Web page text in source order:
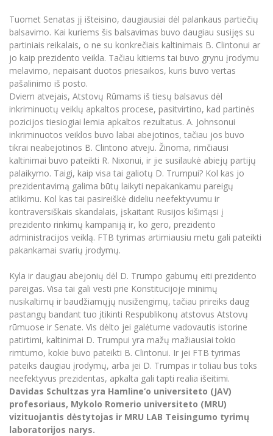
Tuomet Senatas jį išteisino, daugiausiai dėl palankaus partiečių
balsavimo. Kai kuriems šis balsavimas buvo daugiau susijęs su
partiniais reikalais, o ne su konkrečiais kaltinimais B. Clintonui ar
jo kaip prezidento veikla. Tačiau kitiems tai buvo grynu įrodymu
melavimo, nepaisant duotos priesaikos, kuris buvo vertas
pašalinimo iš posto.
Dviem atvejais, Atstovų Rūmams iš tiesų balsavus dėl
inkriminuotų veiklų apkaltos procese, pasitvirtino, kad partinės
pozicijos tiesiogiai lemia apkaltos rezultatus. A. Johnsonui
inkriminuotos veiklos buvo labai abejotinos, tačiau jos buvo
tikrai neabejotinos B. Clintono atveju. Žinoma, rimčiausi
kaltinimai buvo pateikti R. Nixonui, ir jie susilaukė abiejų partijų
palaikymo. Taigi, kaip visa tai galiotų D. Trumpui? Kol kas jo
prezidentavimą galima būtų laikyti nepakankamu pareigų
atlikimu. Kol kas tai pasireiškė dideliu neefektyvumu ir
kontraversiškais skandalais, įskaitant Rusijos kišimąsi į
prezidento rinkimų kampaniją ir, ko gero, prezidento
administracijos veiklą. FTB tyrimas artimiausiu metu gali pateikti
pakankamai svarių įrodymų.
Kyla ir daugiau abejonių dėl D. Trumpo gabumų eiti prezidento
pareigas. Visa tai gali vesti prie Konstitucijoje minimų
nusikaltimų ir baudžiamųjų nusižengimų, tačiau prireiks daug
pastangų bandant tuo įtikinti Respublikonų atstovus Atstovų
rūmuose ir Senate. Vis dėlto jei galėtume vadovautis istorine
patirtimi, kaltinimai D. Trumpui yra mažų mažiausiai tokio
rimtumo, kokie buvo pateikti B. Clintonui. Ir jei FTB tyrimas
pateiks daugiau įrodymų, arba jei D. Trumpas ir toliau bus toks
neefektyvus prezidentas, apkalta gali tapti realia išeitimi.
Davidas Schultzas yra Hamline‘o universiteto (JAV)
profesoriaus, Mykolo Romerio universiteto (MRU)
vizituojantis dėstytojas ir MRU LAB Teisingumo tyrimų
laboratorijos narys.